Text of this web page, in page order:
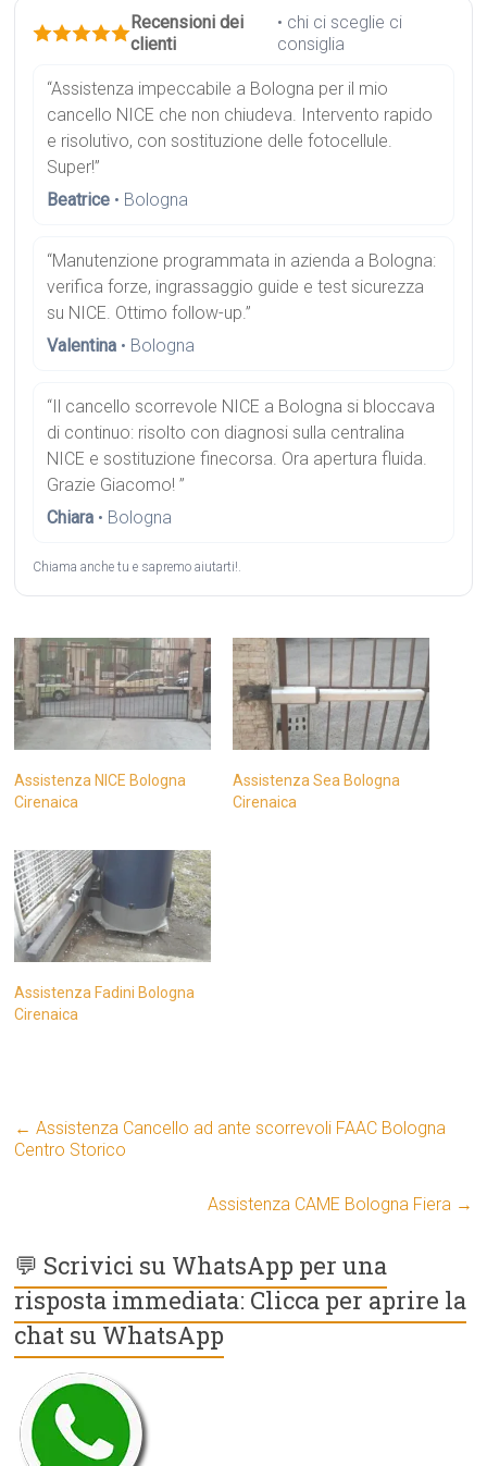
Recensioni dei
clienti
• chi ci sceglie ci
consiglia
“Assistenza impeccabile a Bologna per il mio
cancello NICE che non chiudeva. Intervento rapido
e risolutivo, con sostituzione delle fotocellule.
Super!”
Beatrice • Bologna
“Manutenzione programmata in azienda a Bologna:
verifica forze, ingrassaggio guide e test sicurezza
su NICE. Ottimo follow-up.”
Valentina • Bologna
“Il cancello scorrevole NICE a Bologna si bloccava
di continuo: risolto con diagnosi sulla centralina
NICE e sostituzione finecorsa. Ora apertura fluida.
Grazie Giacomo! ”
Chiara • Bologna
Chiama anche tu e sapremo aiutarti!.
Assistenza NICE Bologna
Cirenaica
Assistenza Sea Bologna
Cirenaica
Assistenza Fadini Bologna
Cirenaica
← Assistenza Cancello ad ante scorrevoli FAAC Bologna
Centro Storico
Assistenza CAME Bologna Fiera →
💬 Scrivici su WhatsApp per una
risposta immediata: Clicca per aprire la
chat su WhatsApp